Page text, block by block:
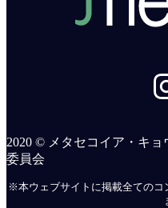
2020 © メタセコイア・キ
委員会
※本ウェブサイトに掲載全てのコ